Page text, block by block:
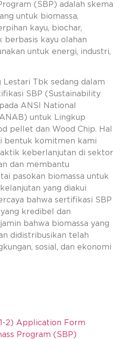
(SBP) adalah skema
untuk biomassa,
kayu, biochar,
berbasis kayu olahan
untuk energi, industri,
Lestari Tbk sedang dalam
SBP (Sustainability
ANSI National
untuk Lingkup
pellet dan Wood Chip. Hal
bentuk komitmen kami
keberlanjutan di sektor
dan membantu
pasokan biomassa untuk
yang diakui
bahwa sertifikasi SBP
kredibel dan
bahwa biomassa yang
didistribusikan telah
sosial, dan ekonomi
2) Application Form
Program (SBP)